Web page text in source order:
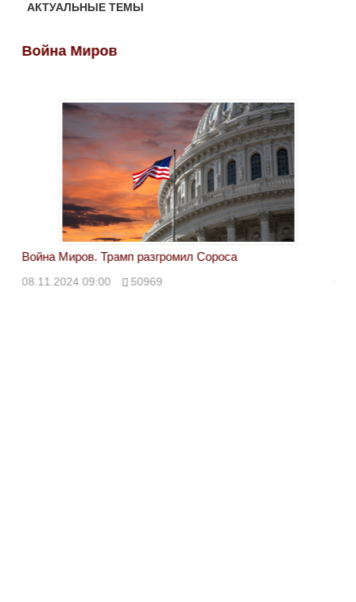
АКТУАЛЬНЫЕ ТЕМЫ
Война Миров
Война Миров. Трамп разгромил Сороса
08.11.2024 09:00 50969